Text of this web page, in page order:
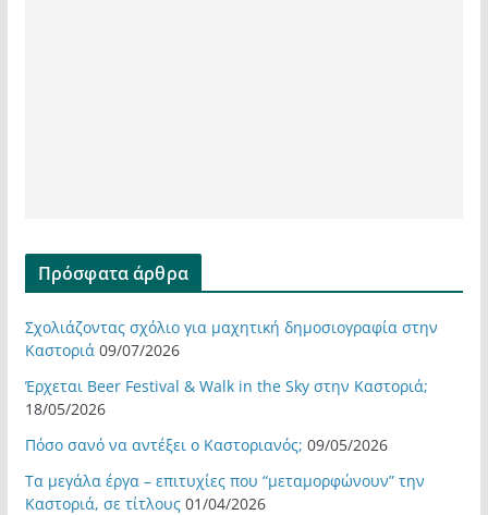
Πρόσφατα άρθρα
Σχολιάζοντας σχόλιο για μαχητική δημοσιογραφία στην
Καστοριά 09/07/2026
Έρχεται Beer Festival & Walk in the Sky στην Καστοριά;
18/05/2026
Πόσο σανό να αντέξει ο Καστοριανός; 09/05/2026
Τα μεγάλα έργα – επιτυχίες που “μεταμορφώνουν” την
Καστοριά, σε τίτλους 01/04/2026